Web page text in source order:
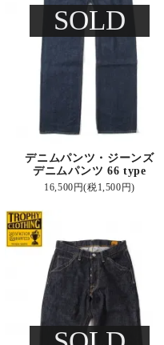
SOLD
デニムパンツ・ジーンズ
デニムパンツ 66 type
16,500円(税1,500円)